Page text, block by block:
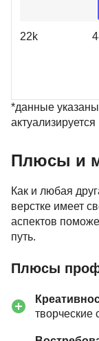
22k
*данные
Плюсы и
Как и любая
верстке имеет
аспектов
путь.
Плюсы
творческие